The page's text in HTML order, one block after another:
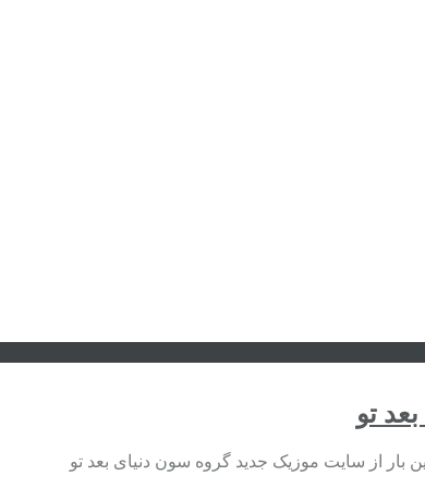
تو
بار از سایت موزیک جدید گروه سون دنیای بعد تو